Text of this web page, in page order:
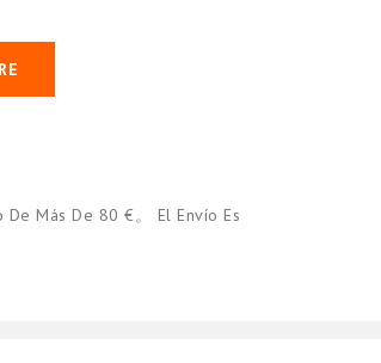
Más De 80 €。 El Envío Es